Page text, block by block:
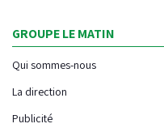
GROUPE LE MATIN
Qui sommes-nous
La direction
Publicité